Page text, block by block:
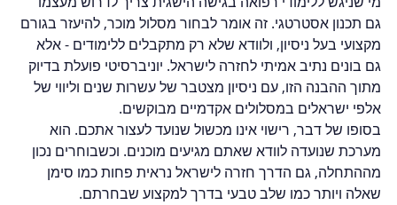
גם תכנון אסטרטגי. זה אומר לבחור מסלול מוכר, להיעזר בגורם
מקצועי בעל ניסיון, ולוודא שלא רק מתקבלים ללימודים - אלא
גם בונים נתיב אמיתי לחזרה לישראל. יוניברסיטי פועלת בדיוק
מתוך ההבנה הזו, עם ניסיון מצטבר של עשרות שנים וליווי של
אלפי ישראלים במסלולים אקדמיים מבוקשים.
בסופו של דבר, רישוי אינו מכשול שנועד לעצור אתכם. הוא
מערכת שנועדה לוודא שאתם מגיעים מוכנים. וכשבוחרים נכון
מההתחלה, גם הדרך חזרה לישראל נראית פחות כמו סימן
שאלה ויותר כמו שלב טבעי בדרך למקצוע שבחרתם.